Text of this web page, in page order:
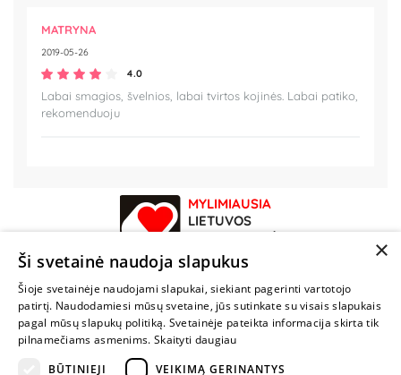
MATRYNA
2019-05-26
4.0
Labai smagios, švelnios, labai tvirtos kojinės. Labai patiko,
rekomenduoju
MYLIMIAUSIA
LIETUVOS
PARDUOTUVĖ
NENUSTOK
ŽAISTI
+370 600 84088
×
Ši svetainė naudoja slapukus
Šioje svetainėje naudojami slapukai, siekiant pagerinti vartotojo
patirtį. Naudodamiesi mūsų svetaine, jūs sutinkate su visais slapukais
pagal mūsų slapukų politiką. Svetainėje pateikta informacija skirta tik
pilnamečiams asmenims. Skaityti daugiau
BŪTINIEJI
VEIKIMĄ GERINANTYS